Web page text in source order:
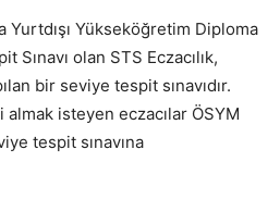
Yurtdışı Yükseköğretim Diploma
Sınavı olan STS Eczacılık,
bir seviye tespit sınavıdır.
almak isteyen eczacılar ÖSYM
tespit sınavına